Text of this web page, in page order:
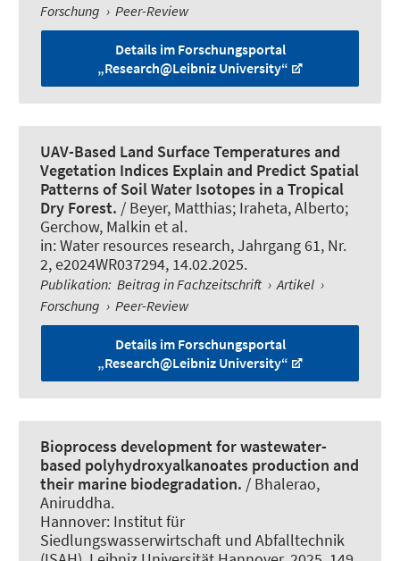
Forschung › Peer-Review
Details im Forschungsportal
„Research@Leibniz University“
UAV-Based Land Surface Temperatures and
Vegetation Indices Explain and Predict Spatial
Patterns of Soil Water Isotopes in a Tropical
Dry Forest. / Beyer, Matthias; Iraheta, Alberto;
Gerchow, Malkin et al.
in:Water resources research, Jahrgang 61, Nr.
2, e2024WR037294, 14.02.2025.
Publikation: Beitrag in Fachzeitschrift › Artikel ›
Forschung › Peer-Review
Details im Forschungsportal
„Research@Leibniz University“
Bioprocess development for wastewater-
based polyhydroxyalkanoates production and
their marine biodegradation. / Bhalerao,
Aniruddha.
Hannover: Institut für
Siedlungswasserwirtschaft und Abfalltechnik